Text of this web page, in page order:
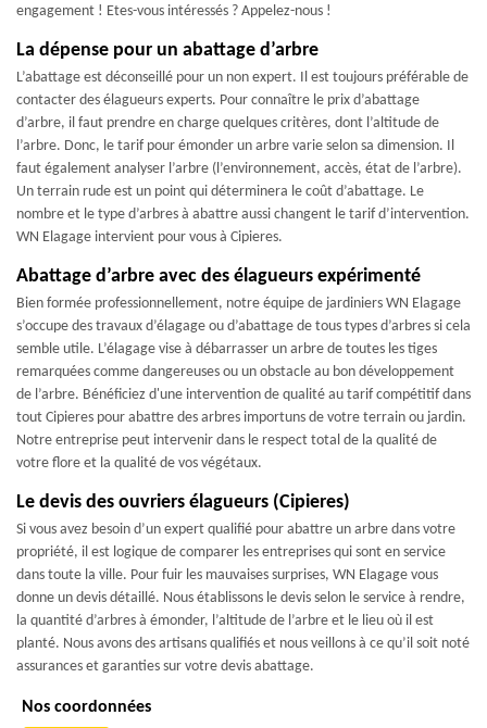
engagement ! Etes-vous intéressés ? Appelez-nous !
La dépense pour un abattage d’arbre
L’abattage est déconseillé pour un non expert. Il est toujours préférable de
contacter des élagueurs experts. Pour connaître le prix d’abattage
d’arbre, il faut prendre en charge quelques critères, dont l’altitude de
l’arbre. Donc, le tarif pour émonder un arbre varie selon sa dimension. Il
faut également analyser l’arbre (l’environnement, accès, état de l’arbre).
Un terrain rude est un point qui déterminera le coût d’abattage. Le
nombre et le type d’arbres à abattre aussi changent le tarif d’intervention.
WN Elagage intervient pour vous à Cipieres.
Abattage d’arbre avec des élagueurs expérimenté
Bien formée professionnellement, notre équipe de jardiniers WN Elagage
s’occupe des travaux d’élagage ou d’abattage de tous types d’arbres si cela
semble utile. L’élagage vise à débarrasser un arbre de toutes les tiges
remarquées comme dangereuses ou un obstacle au bon développement
de l’arbre. Bénéficiez d'une intervention de qualité au tarif compétitif dans
tout Cipieres pour abattre des arbres importuns de votre terrain ou jardin.
Notre entreprise peut intervenir dans le respect total de la qualité de
votre flore et la qualité de vos végétaux.
Le devis des ouvriers élagueurs (Cipieres)
Si vous avez besoin d’un expert qualifié pour abattre un arbre dans votre
propriété, il est logique de comparer les entreprises qui sont en service
dans toute la ville. Pour fuir les mauvaises surprises, WN Elagage vous
donne un devis détaillé. Nous établissons le devis selon le service à rendre,
la quantité d’arbres à émonder, l’altitude de l’arbre et le lieu où il est
planté. Nous avons des artisans qualifiés et nous veillons à ce qu’il soit noté
assurances et garanties sur votre devis abattage.
Nos coordonnées